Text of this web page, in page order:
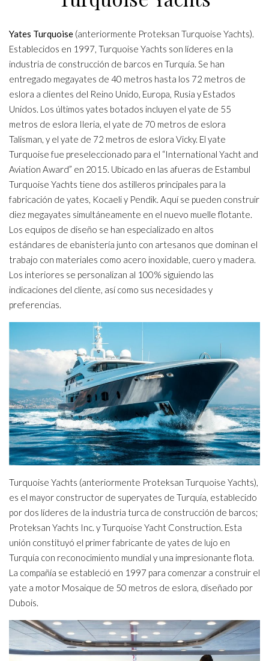
Yates Turquoise (anteriormente Proteksan Turquoise Yachts).
Establecidos en 1997, Turquoise Yachts son líderes en la
industria de construcción de barcos en Turquía. Se han
entregado megayates de 40 metros hasta los 72 metros de
eslora a clientes del Reino Unido, Europa, Rusia y Estados
Unidos. Los últimos yates botados incluyen el yate de 55
metros de eslora Ileria, el yate de 70 metros de eslora
Talisman, y el yate de 72 metros de eslora Vicky. El yate
Turquoise fue preseleccionado para el “International Yacht and
Aviation Award” en 2015. Ubicado en las afueras de Estambul
Turquoise Yachts tiene dos astilleros principales para la
fabricación de yates, Kocaeli y Pendik. Aquí se pueden construir
diez megayates simultáneamente en el nuevo muelle flotante.
Los equipos de diseño se han especializado en altos
estándares de ebanistería junto con artesanos que dominan el
trabajo con materiales como acero inoxidable, cuero y madera.
Los interiores se personalizan al 100% siguiendo las
indicaciones del cliente, así como sus necesidades y
preferencias.
Turquoise Yachts (anteriormente Proteksan Turquoise Yachts),
es el mayor constructor de superyates de Turquía, establecido
por dos líderes de la industria turca de construcción de barcos;
Proteksan Yachts Inc. y Turquoise Yacht Construction. Esta
unión constituyó el primer fabricante de yates de lujo en
Turquía con reconocimiento mundial y una impresionante flota.
La compañía se estableció en 1997 para comenzar a construir el
yate a motor Mosaique de 50 metros de eslora, diseñado por
Dubois.